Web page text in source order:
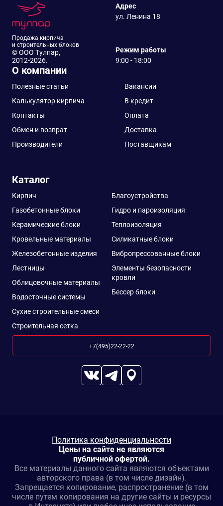
Продажа кирпича
и строительных блоков
© ООО Тулпар,
2012-2026.
Адрес
ул. Ленина 18
Режим работы
9:00 - 18:00
О компании
Полезные статьи
Вакансии
Калькулятор кирпича
В кредит
Контакты
Оплата
Обмен и возврат
Доставка
Производители
Поставщикам
Каталог
Кирпич
Газобетонные блоки
Керамические блоки
Кровельные материалы
Железобетонные изделия
Лестницы
Облицовочные материалы
Водосточные системы
Сухие строительные смеси
Строительная сетка
Благоустройства
Гидро и пароизоляция
Теплоизоляция
Силикатные блоки
Вибропрессованные блоки
Элементы безопасности
кровли
Бессер блоки
+7(495)22-22-22
Цены на сайте не являются
публичной офертой.
Все материалы данного сайта являются объектами
авторского права (в том числе дизайн).
Запрещается копирование, распространение (в том
числе путем копирования на другие сайты и ресурсы
Политика конфиденциальности